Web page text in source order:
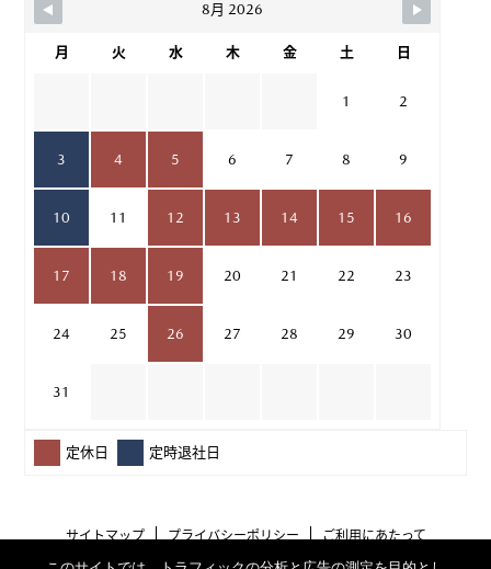
8月 2026
月 火 水 木 金 土 日
1 2
3 4 5 6 7 8 9
10 11 12 13 14 15 16
17 18 19 20 21 22 23
24 25 26 27 28 29 30
31
定休日 定時退社日
サイトマップ プライバシーポリシー ご利用にあたって